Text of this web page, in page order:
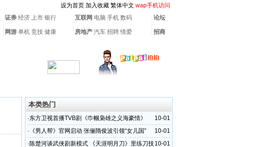
设为首页 加入收藏 繁体中文 wap手机访问
证券 经济 上市 银行 互联网 电脑 手机 数码 论坛
网游 单机 竞技 健康 房地产 汽车 招聘 情爱 招商
本类热门
10-01
·东方卫视首播TVB剧《巾帼枭雄之义海豪情》
10-01
· 《男人帮》官网启动 张俪隋俊波引领“女儿国”
10-01
·陈楚河谈武侠剧新模式 《天涯明月刀》里练刀技